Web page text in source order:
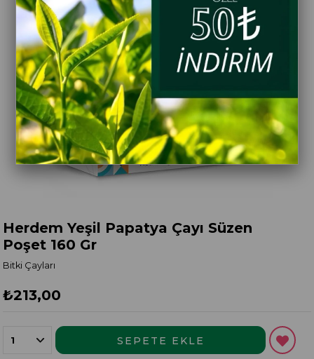
Herdem Yeşil Papatya Çayı Süzen
Poşet 160 Gr
Bitki Çayları
₺213,00